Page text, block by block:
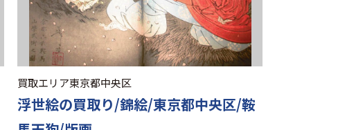
買取エリア東京都中央区
浮世絵の買取り/錦絵/東京都中央区/鞍